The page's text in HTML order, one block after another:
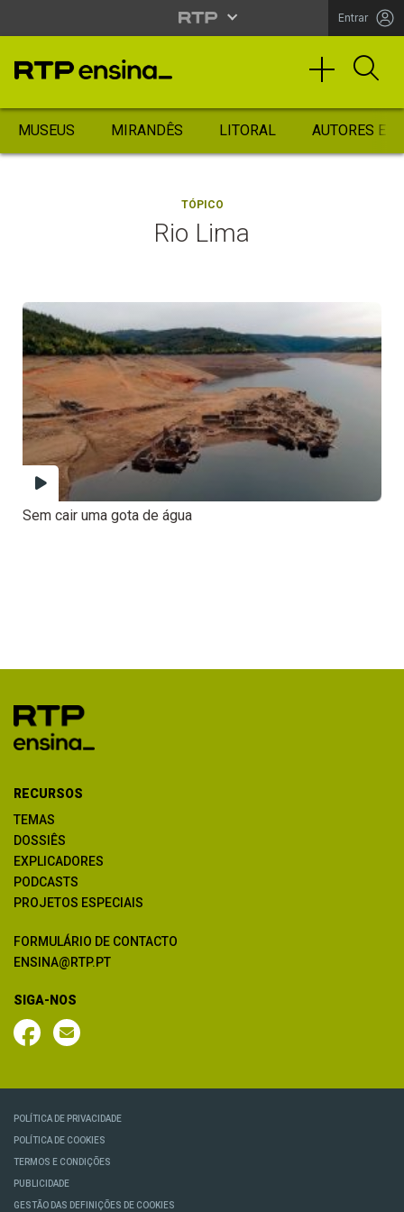
Entrar
MUSEUS MIRANDÊS LITORAL AUTORES
TÓPICO
Rio Lima
Sem cair uma gota de água
RECURSOS
TEMAS
DOSSIÊS
EXPLICADORES
PODCASTS
PROJETOS ESPECIAIS
FORMULÁRIO DE CONTACTO
ENSINA@RTP.PT
SIGA-NOS
POLÍTICA DE PRIVACIDADE
POLÍTICA DE COOKIES
TERMOS E CONDIÇÕES
PUBLICIDADE
GESTÃO DAS DEFINIÇÕES DE COOKIES